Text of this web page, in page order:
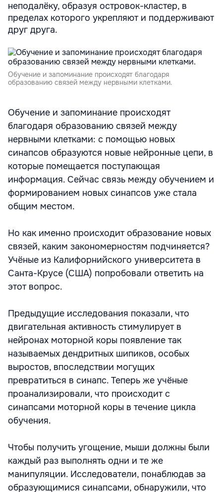
неподалёку, образуя островок-кластер, в
пределах которого укрепляют и поддерживают
друг друга.
Обучение и запоминание происходят благодаря
образованию связей между нервными клетками.
Обучение и запоминание происходят
благодаря образованию связей между
нервными клетками: с помощью новых
синапсов образуются новые нейронные цепи, в
которые помещается поступающая
информация. Сейчас связь между обучением и
формированием новых синапсов уже стала
общим местом.
Но как именно происходит образование новых
связей, каким закономерностям подчиняется?
Учёные из Калифорнийского университета в
Санта-Крусе (США) попробовали ответить на
этот вопрос.
Предыдущие исследования показали, что
двигательная активность стимулирует в
нейронах моторной коры появление так
называемых дендритных шипиков, особых
выростов, впоследствии могущих
превратиться в синапс. Теперь же учёные
проанализировали, что происходит с
синапсами моторной коры в течение цикла
обучения.
Чтобы получить угощение, мыши должны были
каждый раз выполнять одни и те же
манипуляции. Исследователи, понаблюдав за
образующимися синапсами, обнаружили, что